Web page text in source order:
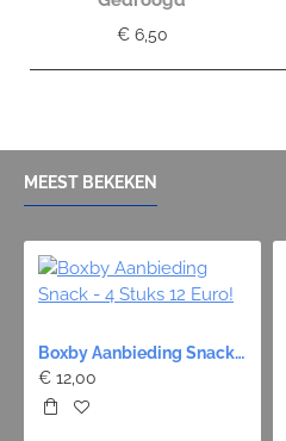
€ 6,50
MEEST BEKEKEN
Boxby Aanbieding Snack - 4 Stuks 12 Euro!
€ 12,00